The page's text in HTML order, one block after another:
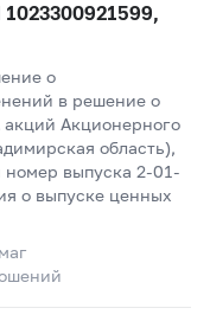
о
в решение о
Акционерного
область),
номер выпуска 2-01-
о выпуске ценных